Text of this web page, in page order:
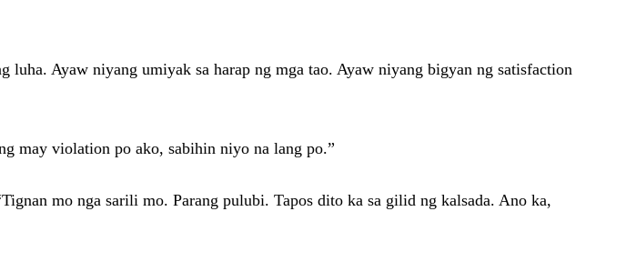
Ayaw niyang umiyak sa harap ng mga tao. Ayaw niyang bigyan ng satisfaction
may violation po ako, sabihin niyo na lang po.”
mo nga sarili mo. Parang pulubi. Tapos dito ka sa gilid ng kalsada. Ano ka,